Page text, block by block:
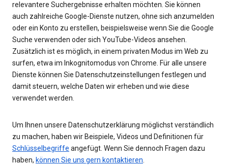
relevantere Suchergebnisse erhalten möchten. Sie können
auch zahlreiche Google-Dienste nutzen, ohne sich anzumelden
oder ein Konto zu erstellen, beispielsweise wenn Sie die Google
Suche verwenden oder sich YouTube-Videos ansehen.
Zusätzlich ist es möglich, in einem privaten Modus im Web zu
surfen, etwa im Inkognitomodus von Chrome. Für alle unsere
Dienste können Sie Datenschutzeinstellungen festlegen und
damit steuern, welche Daten wir erheben und wie diese
verwendet werden.
Um Ihnen unsere Datenschutzerklärung möglichst verständlich
zu machen, haben wir Beispiele, Videos und Definitionen für
Schlüsselbegriffe angefügt. Wenn Sie dennoch Fragen dazu
haben, können Sie uns gern kontaktieren.